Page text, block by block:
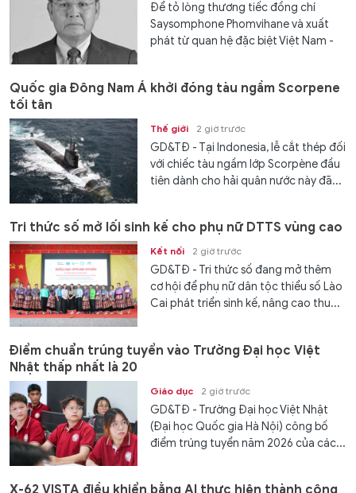
Để tỏ lòng thương tiếc đồng chí
Saysomphone Phomvihane và xuất
phát từ quan hệ đặc biệt Việt Nam -
Cộng hoà xã hội Chủ nghĩa Việt
Quốc gia Đông Nam Á khởi đóng tàu ngầm Scorpene
tối tân
Thế giới 2 giờ trước
GD&TĐ - Tại Indonesia, lễ cắt thép đối
với chiếc tàu ngầm lớp Scorpène đầu
tiên dành cho hải quân nước này đã...
Tri thức số mở lối sinh kế cho phụ nữ DTTS vùng cao
Kết nối 2 giờ trước
GD&TĐ - Tri thức số đang mở thêm
cơ hội để phụ nữ dân tộc thiểu số Lào
Cai phát triển sinh kế, nâng cao thu...
Điểm chuẩn trúng tuyển vào Trường Đại học Việt
Nhật thấp nhất là 20
Giáo dục 2 giờ trước
GD&TĐ - Trường Đại học Việt Nhật
(Đại học Quốc gia Hà Nội) công bố
điểm trúng tuyển năm 2026 của các...